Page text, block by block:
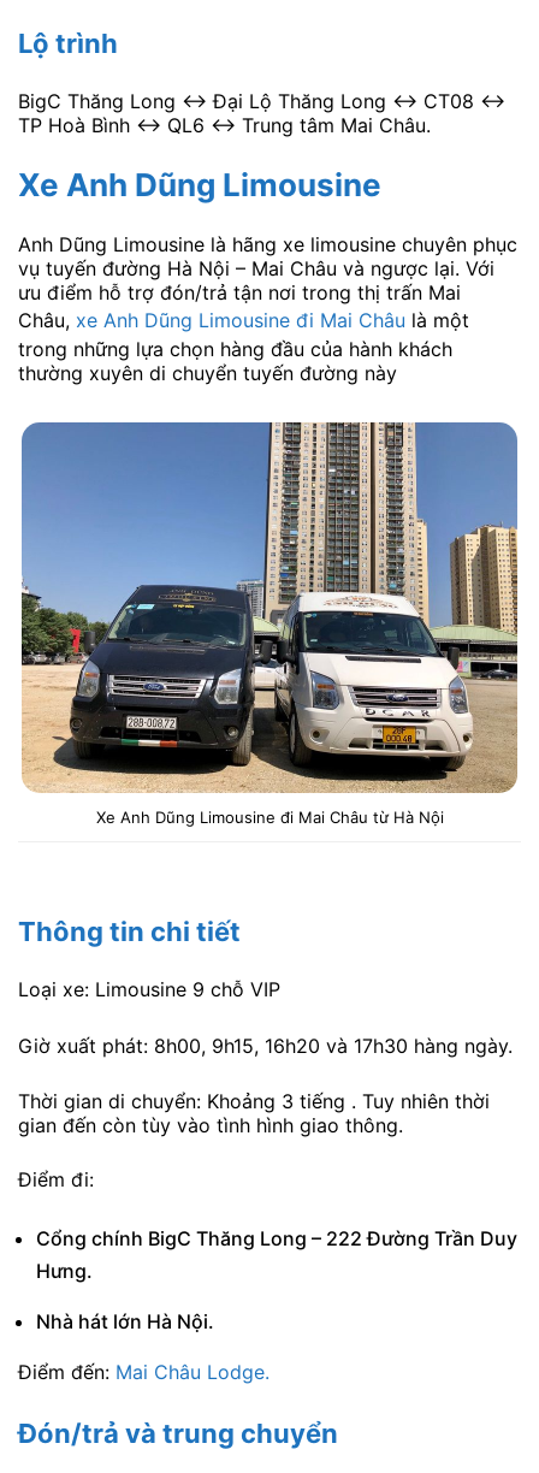
Lộ trình
BigC Thăng Long <-> Đại Lộ Thăng Long <-> CT08 <->
TP Hoà Bình <-> QL6 <-> Trung tâm Mai Châu.
Xe Anh Dũng Limousine
Anh Dũng Limousine là hãng xe limousine chuyên phục
vụ tuyến đường Hà Nội – Mai Châu và ngược lại. Với
ưu điểm hỗ trợ đón/trả tận nơi trong thị trấn Mai
Châu, xe Anh Dũng Limousine đi Mai Châu là một
trong những lựa chọn hàng đầu của hành khách
thường xuyên di chuyển tuyến đường này
Xe Anh Dũng Limousine đi Mai Châu từ Hà Nội
Thông tin chi tiết
Loại xe: Limousine 9 chỗ VIP
Giờ xuất phát: 8h00, 9h15, 16h20 và 17h30 hàng ngày.
Thời gian di chuyển: Khoảng 3 tiếng . Tuy nhiên thời
gian đến còn tùy vào tình hình giao thông.
Điểm đi:
Cổng chính BigC Thăng Long – 222 Đường Trần Duy
Hưng.
Nhà hát lớn Hà Nội.
Điểm đến: Mai Châu Lodge.
Đón/trả và trung chuyển